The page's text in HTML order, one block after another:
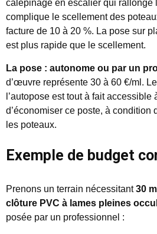
calepinage en escalier qui rallonge
complique le scellement des
facture de 10 à 20 %. La pose sur
est plus rapide que le scellement.
La pose : autonome ou par un
d’œuvre représente 30 à 60 €/ml.
l’autopose est tout à fait
d’économiser ce poste, à condition
les poteaux.
Exemple de budget
Prenons un terrain nécessitant30
clôture PVC à lames pleines
posée par un professionnel :